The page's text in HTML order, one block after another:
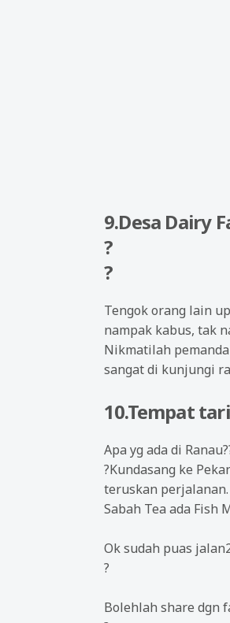
9.Desa Dairy
?
?
Tengok orang lain
nampak kabus, tak
Nikmatilah
sangat di kunjungi
10.Tempat
Apa yg ada di
?Kundasang ke
teruskan perjalanan.
Sabah Tea ada Fish
Ok sudah puas
?
Bolehlah share dgn